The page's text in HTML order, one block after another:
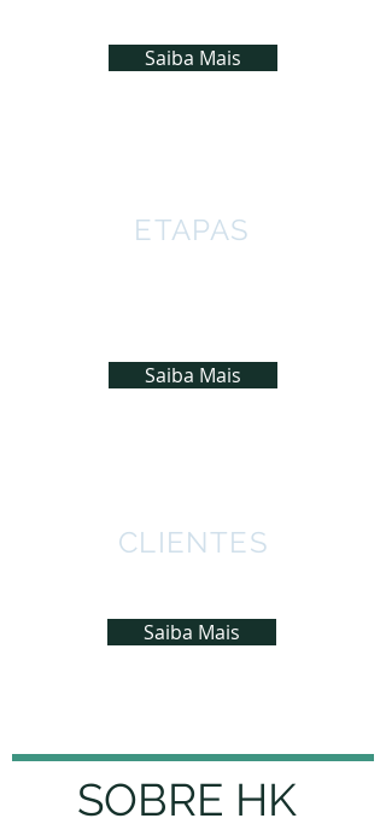
Saiba Mais
ETAPAS
Saiba Mais
CLIENTES
Saiba Mais
SOBRE HK